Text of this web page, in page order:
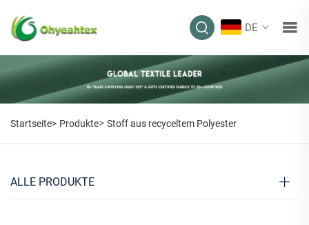
DE
Startseite> Produkte> Stoff aus recyceltem Polyester
ALLE PRODUKTE